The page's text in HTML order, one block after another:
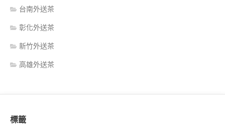
台南外送茶
彰化外送茶
新竹外送茶
高雄外送茶
標籤